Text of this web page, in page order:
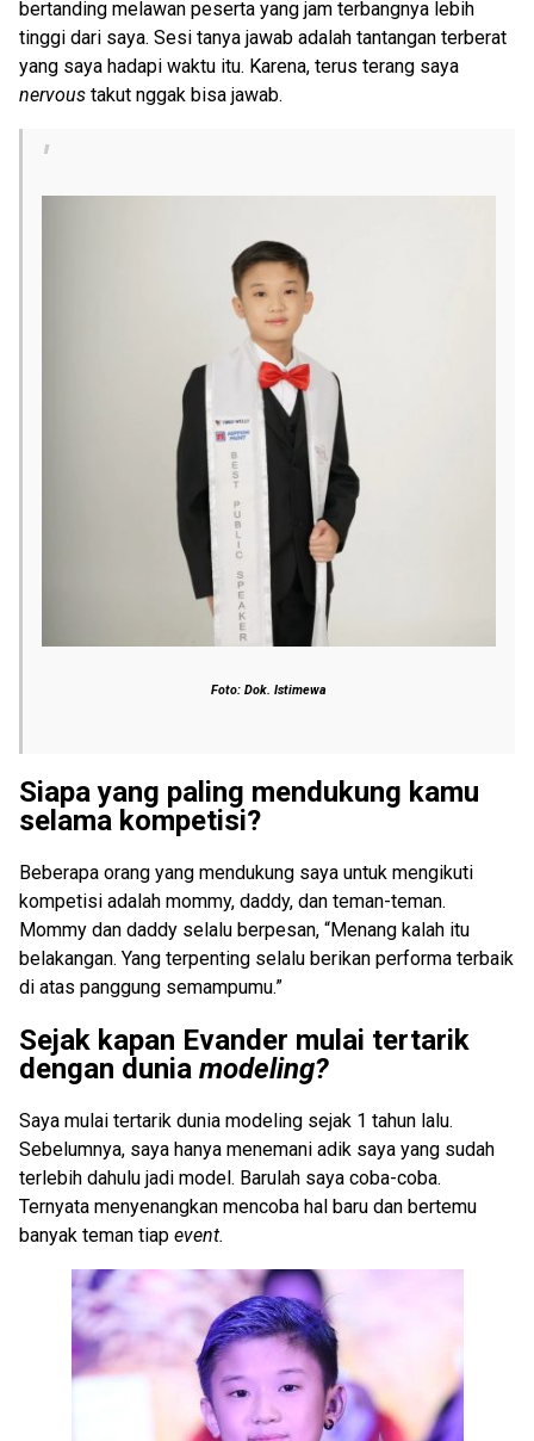
bertanding melawan peserta yang jam terbangnya lebih
tinggi dari saya. Sesi tanya jawab adalah tantangan terberat
yang saya hadapi waktu itu. Karena, terus terang saya
nervous takut nggak bisa jawab.
Foto: Dok. Istimewa
Siapa yang paling mendukung kamu
selama kompetisi?
Beberapa orang yang mendukung saya untuk mengikuti
kompetisi adalah mommy, daddy, dan teman-teman.
Mommy dan daddy selalu berpesan, “Menang kalah itu
belakangan. Yang terpenting selalu berikan performa terbaik
di atas panggung semampumu.”
Sejak kapan Evander mulai tertarik
dengan dunia modeling?
Saya mulai tertarik dunia modeling sejak 1 tahun lalu.
Sebelumnya, saya hanya menemani adik saya yang sudah
terlebih dahulu jadi model. Barulah saya coba-coba.
Ternyata menyenangkan mencoba hal baru dan bertemu
banyak teman tiap event.